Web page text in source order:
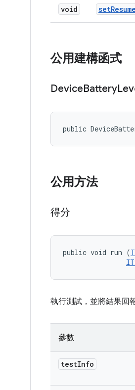
void setResume
公用建構函式
DeviceBattery
public
公用方法
得分
public void run (
執行測試，並將結果回
參數
testInfo